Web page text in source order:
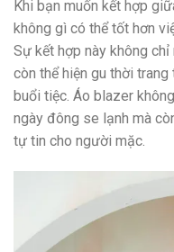
Khi bạn muốn kết hợp
không gì có thể tốt hơn
Sự kết hợp này không
còn thể hiện gu thời
buổi tiệc. Áo blazer
ngày đông se lạnh mà
tự tin cho người mặc.